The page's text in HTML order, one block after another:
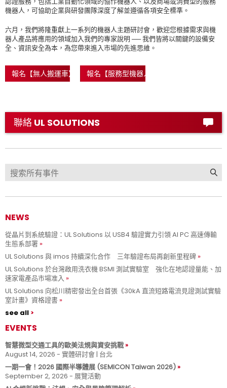
機器人，可協助企業與研發團隊深度了解並遵循各項安全標準。
六月，我們將隆重獻上一系列的機器人主題研討會，歡迎您根據需求與機
器人產品將應用的領域加入我們的專家說明 ── 我們皆將以關鍵的設備安
全、資訊安全為本，為您帶來進入市場的先進思維。
報名【無人搬運車】場次報名【服務型機器人】場次
聯絡 UL SOLUTIONS
NEWS
從晶片到系統驗證：UL Solutions 以 USB4 驗證實力引領 AI PC 高速傳輸
生態系部署
UL Solutions 與 imos 持續深化合作 三年驗證布局再創新里程碑
UL Solutions 於台灣啟用洗衣機 BSMI 測試實驗室 強化在地認證量能、加
速家電產品市場准入
UL Solutions 向松川精密發出全台首張《30kA 直流短路電流見證測試實驗
室計畫》資格證書
see all
EVENTS
智慧微型交通工具的歐美法規與資安挑戰
August 14, 2026 - 實體研討會 | 台北
一期一會！2026 國際半導體展 (SEMICON Taiwan 2026)
September 2, 2026 - 展覽活動